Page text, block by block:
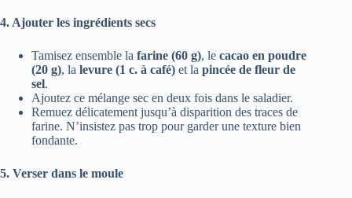
4. Ajouter les ingrédients secs
Tamisez ensemble la farine (60 g), le cacao en poudre
(20 g), la levure (1 c. à café) et la pincée de fleur de
sel.
Ajoutez ce mélange sec en deux fois dans le saladier.
Remuez délicatement jusqu’à disparition des traces de
farine. N’insistez pas trop pour garder une texture bien
fondante.
5. Verser dans le moule